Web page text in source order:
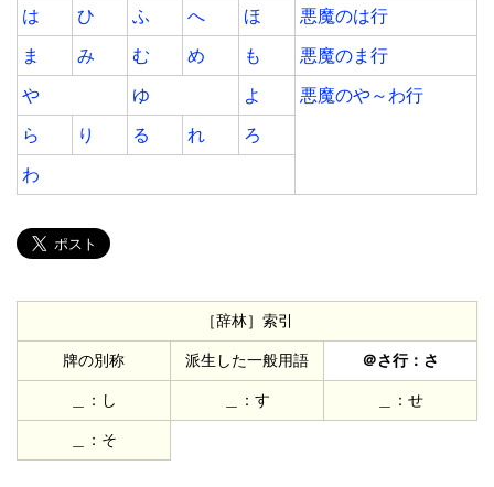
は
ひ ふ へ ほ
悪魔のは行
ま
み む め も
悪魔のま行
や
ゆ よ
悪魔のや～わ行
ら
り る れ
ろ
わ
［辞林］索引
牌の別称 派生した一般用語 さ行：さ
＿：し ＿：す ＿：せ
＿：そ